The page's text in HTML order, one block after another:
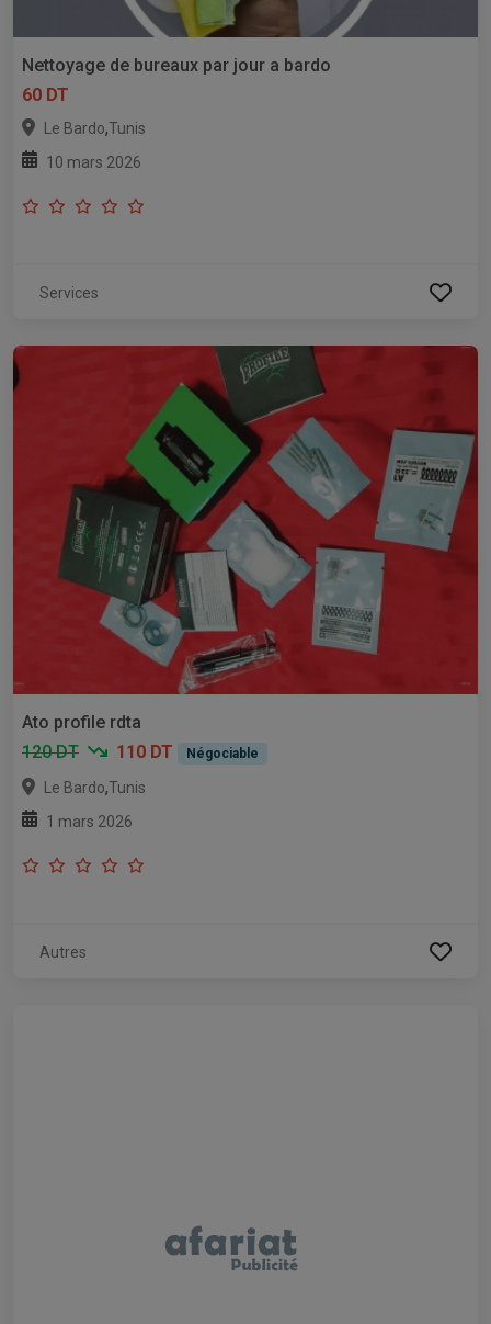
Nettoyage de bureaux par jour a bardo
60 DT
Le Bardo,Tunis
10 mars 2026
Services
Ato profile rdta
120 DT
110 DT Négociable
Le Bardo,Tunis
1 mars 2026
Autres